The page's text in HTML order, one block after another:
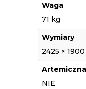
Waga
71 kg
Wymiary
2425 ×
Artemiczna
NIE